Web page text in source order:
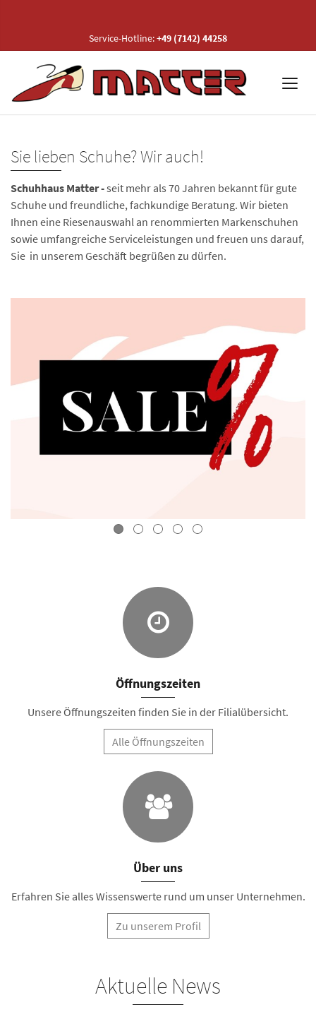
Service-Hotline:+49 (7142) 44258
Sie lieben Schuhe? Wir auch!
Schuhhaus Matter -seit mehr als 70 Jahren bekannt für gute
Schuhe und freundliche, fachkundige Beratung. Wir bieten
Ihnen eine Riesenauswahl an renommierten Markenschuhen
sowie umfangreiche Serviceleistungen und freuen uns darauf,
Sie in unserem Geschäft begrüßen zu dürfen.
Öffnungszeiten
Unsere Öffnungszeiten finden Sie in der Filialübersicht.
Alle Öffnungszeiten
Über uns
Erfahren Sie alles Wissenswerte rund um unser Unternehmen.
Zu unserem Profil
Aktuelle News